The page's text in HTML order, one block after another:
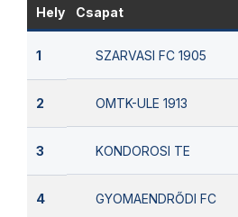
Hely Csapat
1 SZARVASI FC 1905
2 OMTK-ULE 1913
3 KONDOROSI TE
4 GYOMAENDRŐDI FC